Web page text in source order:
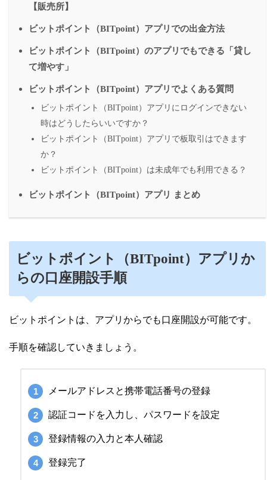
【販売所】
ビットポイント（BITpoint）アプリでの出金方法
ビットポイント（BITpoint）のアプリでもできる「貸し
て増やす」
ビットポイント（BITpoint）アプリでよくある質問
ビットポイント（BITpoint）アプリにログインできない
時はどうしたらいいですか？
ビットポイント（BITpoint）アプリで板取引はできます
か？
ビットポイント（BITpoint）は未成年でも利用できる？
ビットポイント（BITpoint）アプリ まとめ
ビットポイント（BITpoint）アプリか
らの口座開設手順
ビットポイントは、アプリからでも口座開設が可能です。
手順を確認していきましょう。
メールアドレスと携帯電話番号の登録
認証コードを入力し、パスワードを設定
登録情報の入力と本人確認
登録完了